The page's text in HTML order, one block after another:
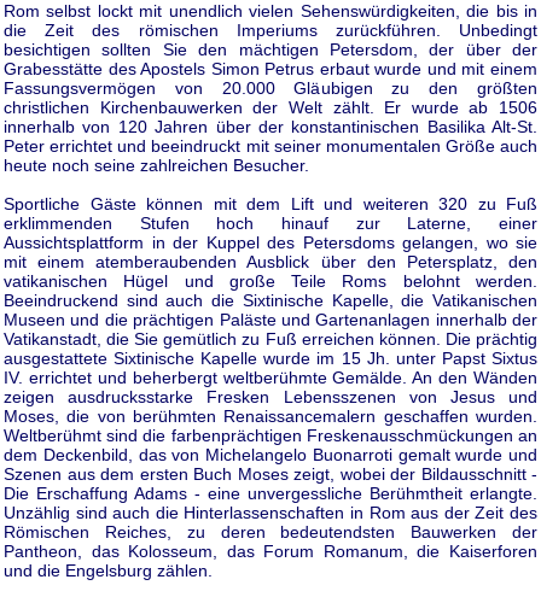
Rom selbst lockt mit unendlich vielen Sehenswürdigkeiten, die bis in
die Zeit des römischen Imperiums zurückführen. Unbedingt
besichtigen sollten Sie den mächtigen Petersdom, der über der
Grabesstätte des Apostels Simon Petrus erbaut wurde und mit einem
Fassungsvermögen von 20.000 Gläubigen zu den größten
christlichen Kirchenbauwerken der Welt zählt. Er wurde ab 1506
innerhalb von 120 Jahren über der konstantinischen Basilika Alt-St.
Peter errichtet und beeindruckt mit seiner monumentalen Größe auch
heute noch seine zahlreichen Besucher.
Sportliche Gäste können mit dem Lift und weiteren 320 zu Fuß
erklimmenden Stufen hoch hinauf zur Laterne, einer
Aussichtsplattform in der Kuppel des Petersdoms gelangen, wo sie
mit einem atemberaubenden Ausblick über den Petersplatz, den
vatikanischen Hügel und große Teile Roms belohnt werden.
Beeindruckend sind auch die Sixtinische Kapelle, die Vatikanischen
Museen und die prächtigen Paläste und Gartenanlagen innerhalb der
Vatikanstadt, die Sie gemütlich zu Fuß erreichen können. Die prächtig
ausgestattete Sixtinische Kapelle wurde im 15 Jh. unter Papst Sixtus
IV. errichtet und beherbergt weltberühmte Gemälde. An den Wänden
zeigen ausdrucksstarke Fresken Lebensszenen von Jesus und
Moses, die von berühmten Renaissancemalern geschaffen wurden.
Weltberühmt sind die farbenprächtigen Freskenausschmückungen an
dem Deckenbild, das von Michelangelo Buonarroti gemalt wurde und
Szenen aus dem ersten Buch Moses zeigt, wobei der Bildausschnitt -
Die Erschaffung Adams - eine unvergessliche Berühmtheit erlangte.
Unzählig sind auch die Hinterlassenschaften in Rom aus der Zeit des
Römischen Reiches, zu deren bedeutendsten Bauwerken der
Pantheon, das Kolosseum, das Forum Romanum, die Kaiserforen
und die Engelsburg zählen.